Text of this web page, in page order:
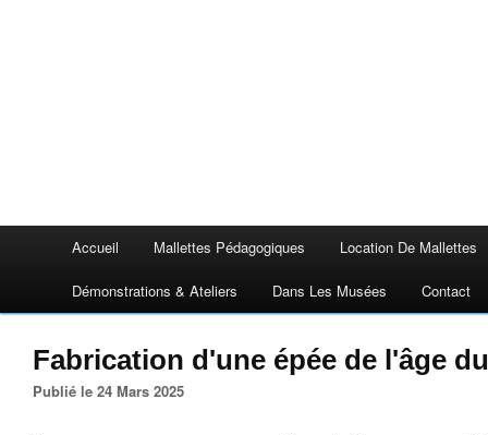
Accueil Mallettes Pédagogiques Location De Mallettes
Démonstrations & Ateliers Dans Les Musées Contact
Fabrication d'une épée de l'âge
Publié le 24 Mars 2025